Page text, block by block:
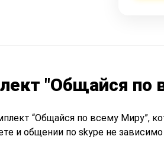
"Общайся по
“Общайся по всему Миру”,
и общении по skype не